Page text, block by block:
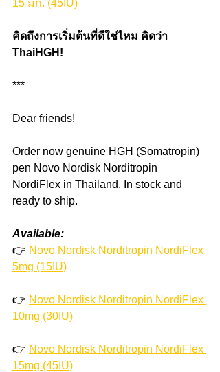
15 มก. (45IU)
คิดถึงการเริ่มต้นที่ดีใช่ไหม คิดว่า
ThaiHGH!
***
Dear friends!
Order now genuine HGH (Somatropin)
pen Novo Nordisk Norditropin
NordiFlex in Thailand. In stock and
ready to ship.
Available:
👉 Novo Nordisk Norditropin NordiFlex
5mg (15IU)
👉 Novo Nordisk Norditropin NordiFlex
10mg (30IU)
👉 Novo Nordisk Norditropin NordiFlex
15mg (45IU)